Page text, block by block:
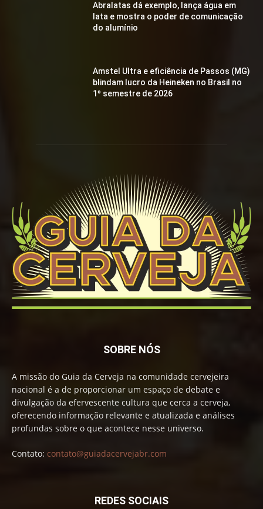
Abralatas dá exemplo, lança água em
lata e mostra o poder de comunicação
do alumínio
Amstel Ultra e eficiência de Passos (MG)
blindam lucro da Heineken no Brasil no
1º semestre de 2026
SOBRE NÓS
A missão do Guia da Cerveja na comunidade cervejeira
nacional é a de proporcionar um espaço de debate e
divulgação da efervescente cultura que cerca a cerveja,
oferecendo informação relevante e atualizada e análises
profundas sobre o que acontece nesse universo.
Contato: contato@guiadacervejabr.com
REDES SOCIAIS